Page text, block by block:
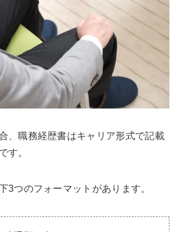
、職務経歴書はキャリア形式で記載
す。
3つのフォーマットがあります。